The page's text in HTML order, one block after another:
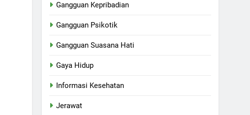
Gangguan Kepribadian
Gangguan Psikotik
Gangguan Suasana Hati
Gaya Hidup
Informasi Kesehatan
Jerawat